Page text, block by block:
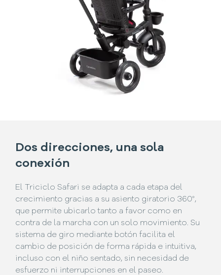
Dos direcciones, una sola
conexión
El Triciclo Safari se adapta a cada etapa del
crecimiento gracias a su asiento giratorio 360°,
que permite ubicarlo tanto a favor como en
contra de la marcha con un solo movimiento. Su
sistema de giro mediante botón facilita el
cambio de posición de forma rápida e intuitiva,
incluso con el niño sentado, sin necesidad de
esfuerzo ni interrupciones en el paseo.